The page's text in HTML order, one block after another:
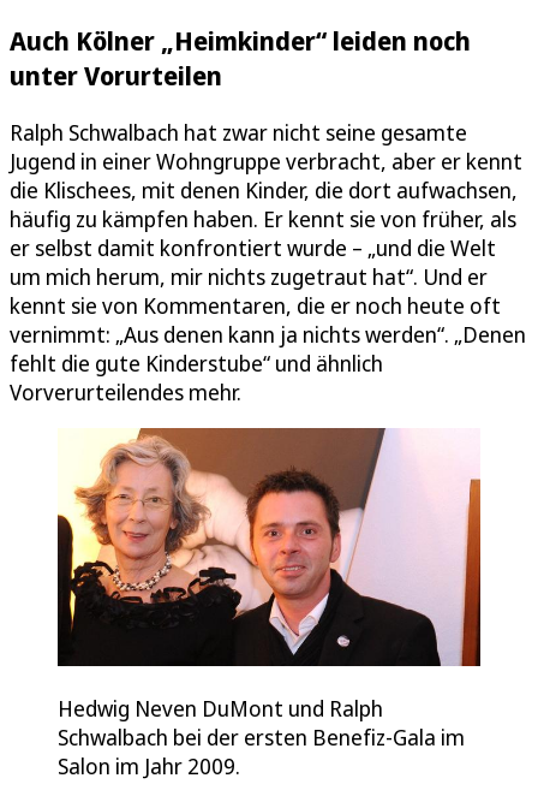
Auch Kölner „Heimkinder“ leiden noch
unter Vorurteilen
Ralph Schwalbach hat zwar nicht seine gesamte
Jugend in einer Wohngruppe verbracht, aber er kennt
die Klischees, mit denen Kinder, die dort aufwachsen,
häufig zu kämpfen haben. Er kennt sie von früher, als
er selbst damit konfrontiert wurde – „und die Welt
um mich herum, mir nichts zugetraut hat“. Und er
kennt sie von Kommentaren, die er noch heute oft
vernimmt: „Aus denen kann ja nichts werden“. „Denen
fehlt die gute Kinderstube“ und ähnlich
Vorverurteilendes mehr.
Hedwig Neven DuMont und Ralph
Schwalbach bei der ersten Benefiz-Gala im
Salon im Jahr 2009.